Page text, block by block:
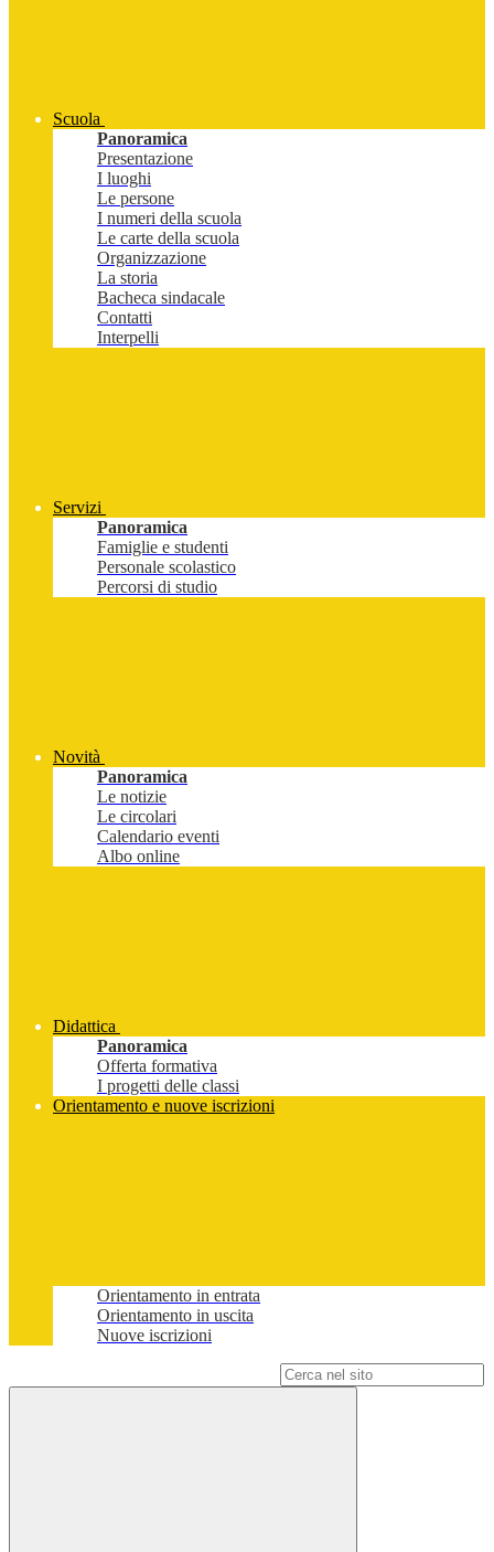
Scuola
Panoramica
Presentazione
I luoghi
Le persone
I numeri della scuola
Le carte della scuola
Organizzazione
La storia
Bacheca sindacale
Contatti
Interpelli
Servizi
Panoramica
Famiglie e studenti
Personale scolastico
Percorsi di studio
Novità
Panoramica
Le notizie
Le circolari
Calendario eventi
Albo online
Didattica
Panoramica
Offerta formativa
I progetti delle classi
Orientamento e nuove iscrizioni
Orientamento in entrata
Orientamento in uscita
Nuove iscrizioni